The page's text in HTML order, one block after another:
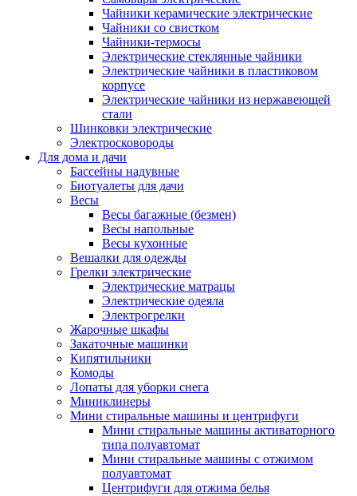
Чайники керамические электрические
Чайники со свистком
Чайники-термосы
Электрические стеклянные чайники
Электрические чайники в пластиковом
корпусе
Электрические чайники из нержавеющей
стали
Шинковки электрические
Электросковороды
Для дома и дачи
Бассейны надувные
Биотуалеты для дачи
Весы
Весы багажные (безмен)
Весы напольные
Весы кухонные
Вешалки для одежды
Грелки электрические
Электрические матрацы
Электрические одеяла
Электрогрелки
Жарочные шкафы
Закаточные машинки
Кипятильники
Комоды
Лопаты для уборки снега
Миниклинеры
Мини стиральные машины и центрифуги
Мини стиральные машины активаторного
типа полуавтомат
Мини стиральные машины с отжимом
полуавтомат
Центрифуги для отжима белья